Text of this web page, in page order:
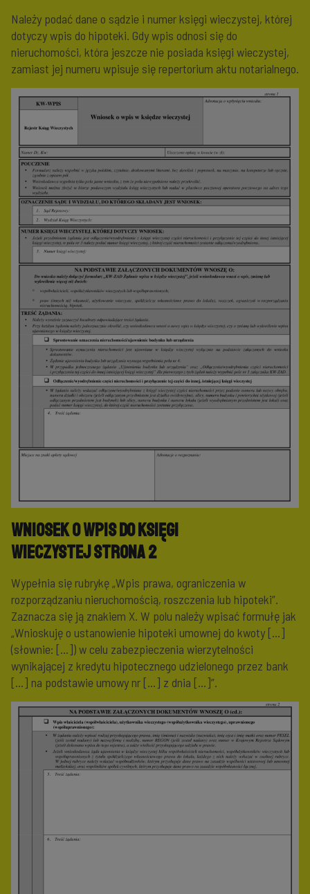
Należy podać dane o sądzie i numer księgi wieczystej, której
dotyczy wpis do hipoteki. Gdy wpis odnosi się do
nieruchomości, która jeszcze nie posiada księgi wieczystej,
zamiast jej numeru wpisuje się repertorium aktu notarialnego.
Wniosek o wpis do księgi
wieczystejStrona 2
Wypełnia się rubrykę „Wpis prawa, ograniczenia w
rozporządzaniu nieruchomością, roszczenia lub hipoteki”.
Zaznacza się ją znakiem X. W polu należy wpisać formułę jak
„Wnioskuję o ustanowienie hipoteki umownej do kwoty […]
(słownie: […]) w celu zabezpieczenia wierzytelności
wynikającej z kredytu hipotecznego udzielonego przez bank
[…] na podstawie umowy nr […] z dnia […]”.